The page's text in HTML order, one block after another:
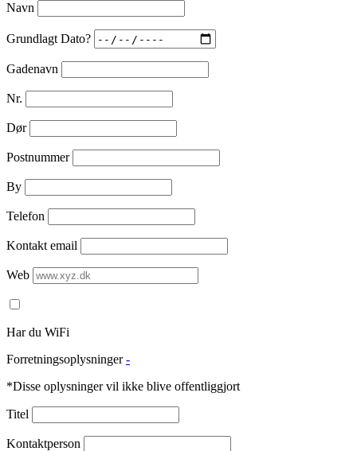
Navn
Grundlagt Dato?
Gadenavn
Nr.
Dør
Postnummer
By
Telefon
Kontakt email
Web
Har du WiFi
Forretningsoplysninger -
*Disse oplysninger vil ikke blive offentliggjort
Titel
Kontaktperson